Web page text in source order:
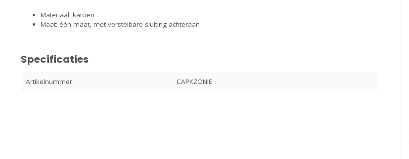
Materiaal: katoen
Maat: één maat, met verstelbare sluiting achteraan
Specificaties
Artikelnummer CAPKZONIE